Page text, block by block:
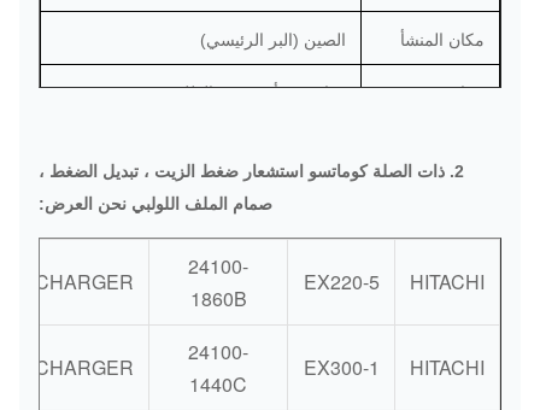
مكان المنشأ الصين (البر الرئيسي)
ميناء: قوانغتشو أو حسب الطلب
طرق التوصيل:
الشحن البحري
2. ذات الصلة كوماتسو استشعار ضغط الزيت ، تبديل الضغط ،
صمام الملف اللولبي نحن العرض:
HITACHI
EX220-5
24100-
1860B
HITACHI
EX300-1
24100-
1440C